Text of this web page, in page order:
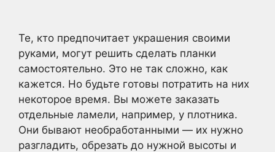
Те, кто предпочитает украшения своими
руками, могут решить сделать планки
самостоятельно. Это не так сложно, как
кажется. Но будьте готовы потратить на них
некоторое время. Вы можете заказать
отдельные ламели, например, у плотника.
Они бывают необработанными — их нужно
разгладить, обрезать до нужной высоты и